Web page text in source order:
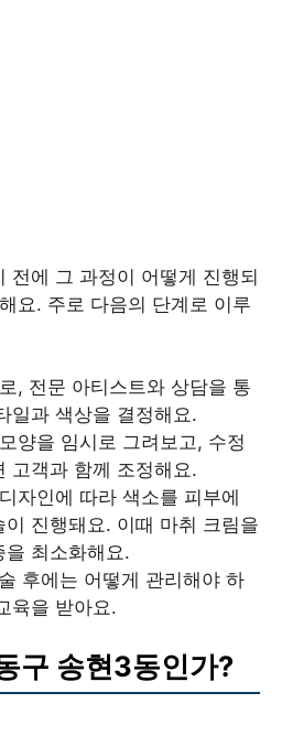
전에 그 과정이 어떻게 진행되
요. 주로 다음의 단계로 이루
, 전문 아티스트와 상담을 통
일과 색상을 결정해요.
양을 임시로 그려보고, 수정
고객과 함께 조정해요.
자인에 따라 색소를 피부에
이 진행돼요. 이때 마취 크림을
최소화해요.
후에는 어떻게 관리해야 하
육을 받아요.
구 송현3동인가?